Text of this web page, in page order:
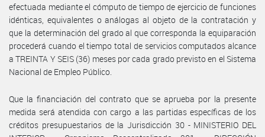
efectuada mediante el cómputo de tiempo de ejercicio de funciones
idénticas, equivalentes o análogas al objeto de la contratación y
que la determinación del grado al que corresponda la equiparación
procederá cuando el tiempo total de servicios computados alcance
a TREINTA Y SEIS (36) meses por cada grado previsto en el Sistema
Nacional de Empleo Público.
Que la financiación del contrato que se aprueba por la presente
medida será atendida con cargo a las partidas específicas de los
créditos presupuestarios de la Jurisdicción 30 - MINISTERIO DEL